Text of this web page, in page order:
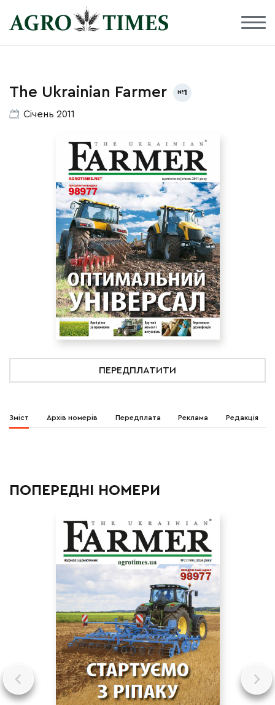
The Ukrainian Farmer 1
Січень 2011
ПЕРЕДПЛАТИТИ
Зміст Архів номерів Передплата Реклама Редакція
ПОПЕРЕДНІ НОМЕРИ